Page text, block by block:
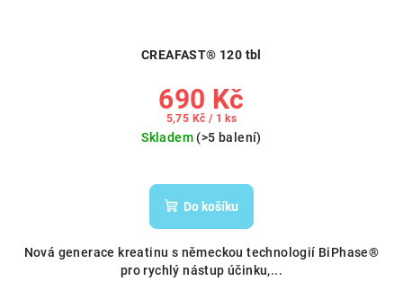
CREAFAST® 120 tbl
690 Kč
Měrná
5,75 Kč / 1 ks
Skladem (>5 balení)
Do košíku
Nová generace kreatinu s německou technologií BiPhase®
pro rychlý nástup účinku,...